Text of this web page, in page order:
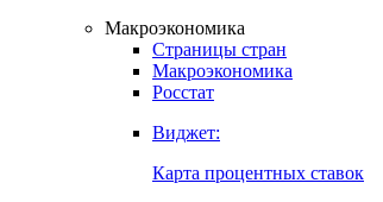
Макроэкономика
Страницы стран
Макроэкономика
Росстат
Виджет:
Карта процентных ставок